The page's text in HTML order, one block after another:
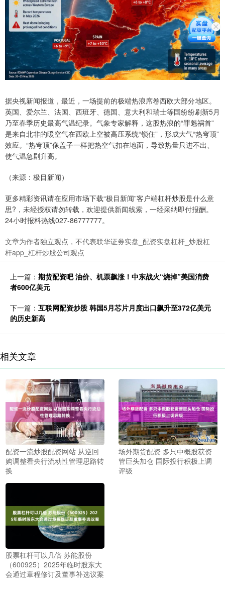
据央视新闻报道，最近，一场提前的极端热浪席卷西欧大部分地区。
英国、爱尔兰、法国、西班牙、德国、意大利和瑞士等国纷纷刷新5月
乃至春季历史最高气温纪录。气象专家解释，这股热浪的“罪魁祸首”
是来自北非的暖空气在西欧上空被高压系统“锁住”，形成大气“热穹顶”
效应。“热穹顶”像盖子一样把热空气扣在地面，导致热量只进不出、
使气温急剧升高。
（来源：极目新闻）
更多精彩资讯请在应用市场下载“极目新闻”客户端杠杆炒股是什么意
思?，未经授权请勿转载，欢迎提供新闻线索，一经采纳即付报酬。
24小时报料热线027-86777777。
文章为作者独立观点，不代表联华证券实盘_配资实盘杠杆_炒股杠
杆app_杠杆炒股公司观点
上一篇： 期货配资吧 油价、机票飙涨！中东战火“烧掉”美国消费
者600亿美元
下一篇： 互联网配资炒股 韩国5月芯片月度出口飙升至372亿美元
的历史新高
相关文章
配资一流炒股配资网站 从逆回
购调整看央行流动性管理思路转
换
场外期货配资 多只中概股获资
管巨头加仓 国际投行积极上调
评级
股票杠杆可以几倍 苏能股份
（600925）2025年临时股东大
会通过章程修订及董事补选议案